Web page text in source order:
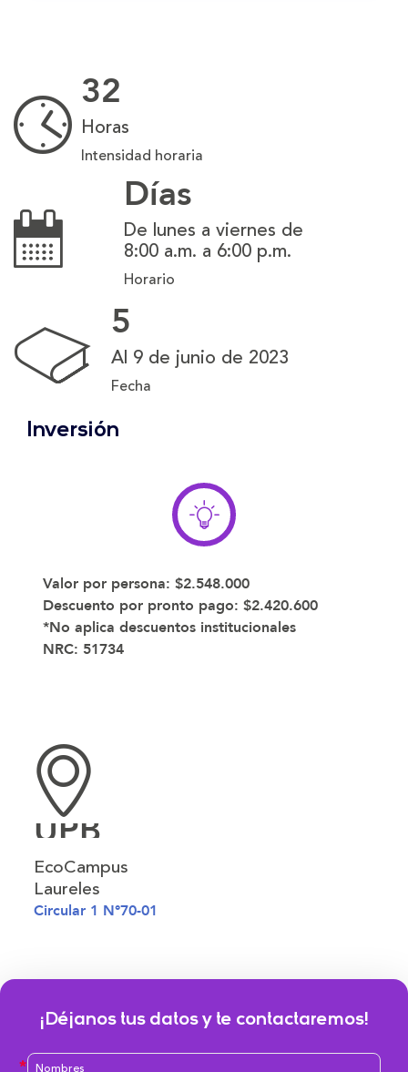
32
Horas
Intensidad horaria
Días
De lunes a viernes de
8:00 a.m. a 6:00 p.m.
Horario
5
Al 9 de junio de 2023
Fecha
Inversión
Valor por persona: $2.548.000
Descuento por pronto pago: $2.420.600
*No aplica descuentos institucionales
NRC: 51734
UPB
EcoCampus
Laureles
Circular 1 N°70-01
¡Déjanos tus datos y te contactaremos!